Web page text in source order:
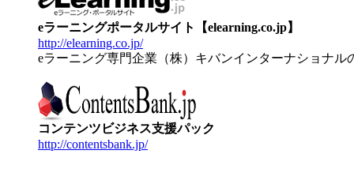
eラーニングポータルサイト【elearning.co.jp】
http://elearning.co.jp/
eラーニング専門企業（株）キバンインターナショナル
コンテンツビジネス支援パック
http://contentsbank.jp/